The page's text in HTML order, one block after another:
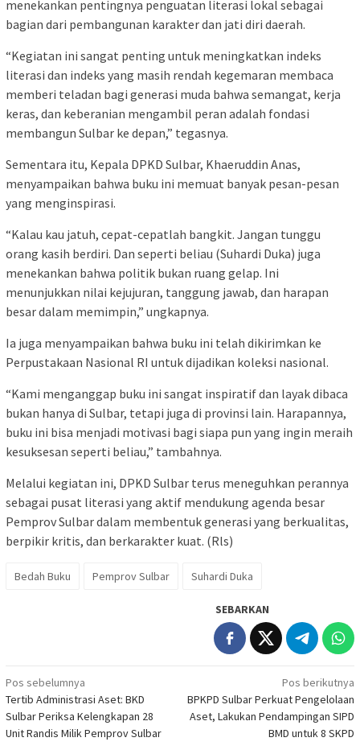
menekankan pentingnya penguatan literasi lokal sebagai
bagian dari pembangunan karakter dan jati diri daerah.
“Kegiatan ini sangat penting untuk meningkatkan indeks
literasi dan indeks yang masih rendah kegemaran membaca
memberi teladan bagi generasi muda bahwa semangat, kerja
keras, dan keberanian mengambil peran adalah fondasi
membangun Sulbar ke depan,” tegasnya.
Sementara itu, Kepala DPKD Sulbar, Khaeruddin Anas,
menyampaikan bahwa buku ini memuat banyak pesan-pesan
yang menginspirasi.
“Kalau kau jatuh, cepat-cepatlah bangkit. Jangan tunggu
orang kasih berdiri. Dan seperti beliau (Suhardi Duka) juga
menekankan bahwa politik bukan ruang gelap. Ini
menunjukkan nilai kejujuran, tanggung jawab, dan harapan
besar dalam memimpin,” ungkapnya.
Ia juga menyampaikan bahwa buku ini telah dikirimkan ke
Perpustakaan Nasional RI untuk dijadikan koleksi nasional.
“Kami menganggap buku ini sangat inspiratif dan layak dibaca
bukan hanya di Sulbar, tetapi juga di provinsi lain. Harapannya,
buku ini bisa menjadi motivasi bagi siapa pun yang ingin meraih
kesuksesan seperti beliau,” tambahnya.
Melalui kegiatan ini, DPKD Sulbar terus meneguhkan perannya
sebagai pusat literasi yang aktif mendukung agenda besar
Pemprov Sulbar dalam membentuk generasi yang berkualitas,
berpikir kritis, dan berkarakter kuat. (Rls)
Bedah Buku Pemprov Sulbar Suhardi Duka
SEBARKAN
Navigasi
pos
Pos sebelumnya
Tertib Administrasi Aset: BKD
Sulbar Periksa Kelengkapan 28
Unit Randis Milik Pemprov Sulbar
Pos berikutnya
BPKPD Sulbar Perkuat Pengelolaan
Aset, Lakukan Pendampingan SIPD
BMD untuk 8 SKPD